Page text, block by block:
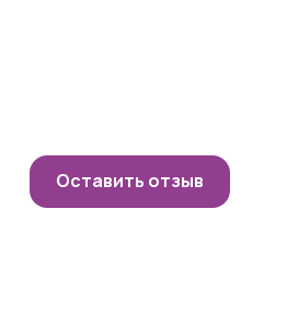
Оставить отзыв